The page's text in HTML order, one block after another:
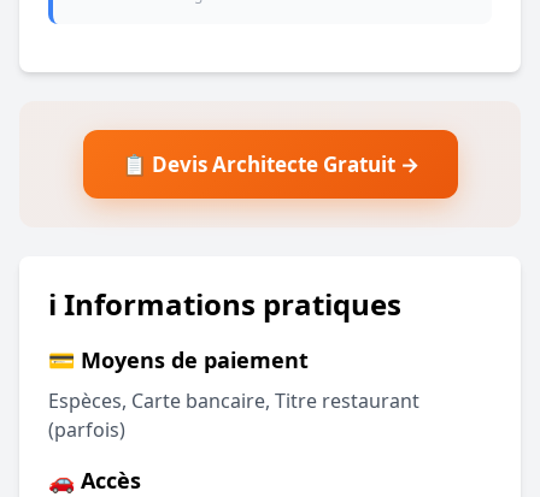
📋 Devis Architecte Gratuit →
ℹ️ Informations pratiques
💳 Moyens de paiement
Espèces, Carte bancaire, Titre restaurant
(parfois)
🚗 Accès